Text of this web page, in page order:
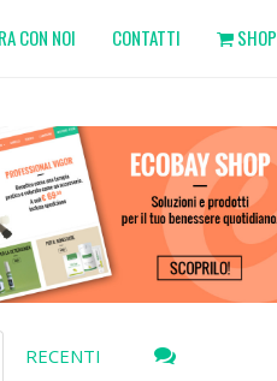
CON NOI CONTATTI SHOP
RECENTI